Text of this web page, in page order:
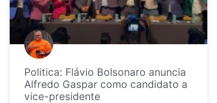
Politica: Flávio Bolsonaro anuncia
Alfredo Gaspar como candidato a
vice-presidente